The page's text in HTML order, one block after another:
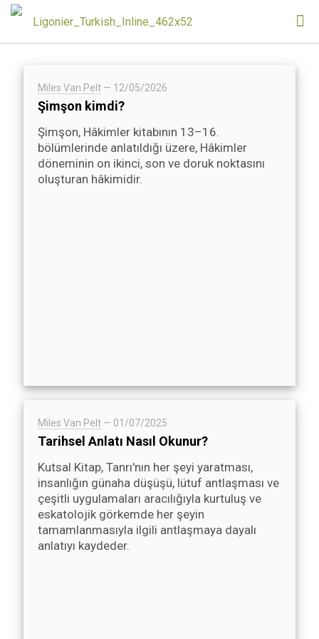
Miles Van Pelt — 12/05/2026
Şimşon kimdi?
Şimşon, Hâkimler kitabının 13–16.
bölümlerinde anlatıldığı üzere, Hâkimler
döneminin on ikinci, son ve doruk noktasını
oluşturan hâkimidir.
Miles Van Pelt — 01/07/2025
Tarihsel Anlatı Nasıl Okunur?
Kutsal Kitap, Tanrı'nın her şeyi yaratması,
insanlığın günaha düşüşü, lütuf antlaşması ve
çeşitli uygulamaları aracılığıyla kurtuluş ve
eskatolojik görkemde her şeyin
tamamlanmasıyla ilgili antlaşmaya dayalı
anlatıyı kaydeder.